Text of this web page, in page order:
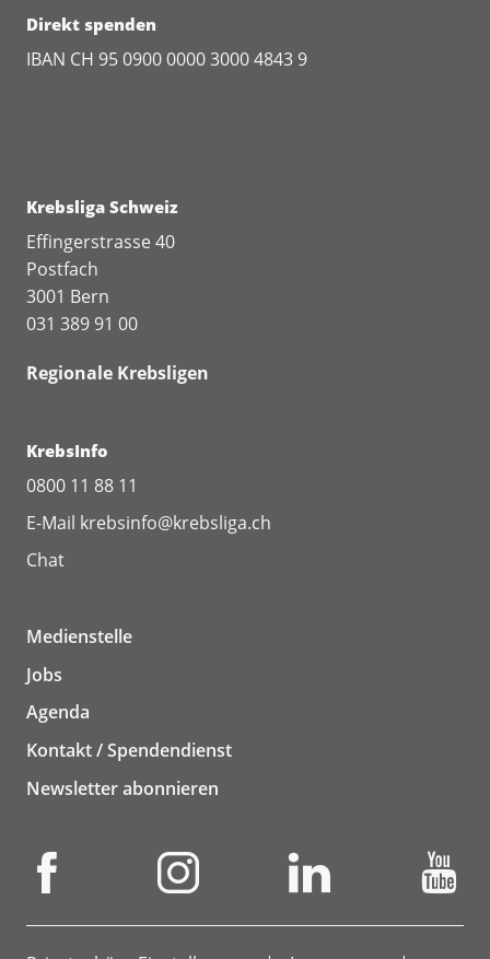
Direkt spenden
IBAN CH 95 0900 0000 3000 4843 9
Krebsliga Schweiz
Effingerstrasse 40
Postfach
3001 Bern
031 389 91 00
Regionale Krebsligen
KrebsInfo
0800 11 88 11
E-Mail krebsinfo@krebsliga.ch
Chat
Medienstelle
Jobs
Agenda
Kontakt / Spendendienst
Newsletter abonnieren